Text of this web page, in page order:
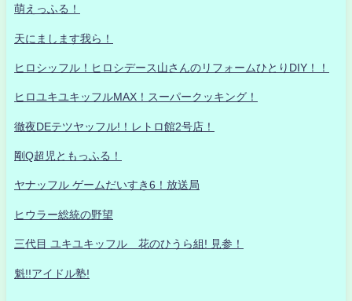
萌えっふる！
天にまします我ら！
ヒロシッフル！ヒロシデース山さんのリフォームひとりDIY！！
ヒロユキユキッフルMAX！スーパークッキング！
徹夜DEテツヤッフル!！レトロ館2号店！
剛Q超児ともっふる！
ヤナッフル ゲームだいすき6！放送局
ヒウラー総統の野望
三代目 ユキユキッフル 花のひうら組! 見参！
魁!!アイドル塾!